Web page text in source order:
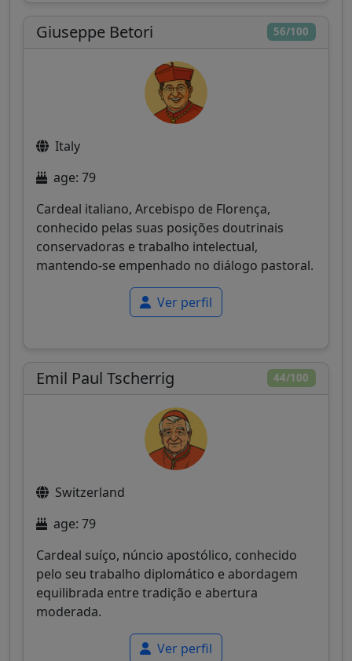
56/100
Giuseppe Betori
Italy
age: 79
Cardeal italiano, Arcebispo de Florença,
conhecido pelas suas posições doutrinais
conservadoras e trabalho intelectual,
mantendo-se empenhado no diálogo pastoral.
Ver perfil
44/100
Emil Paul Tscherrig
Switzerland
age: 79
Cardeal suíço, núncio apostólico, conhecido
pelo seu trabalho diplomático e abordagem
equilibrada entre tradição e abertura
moderada.
Ver perfil